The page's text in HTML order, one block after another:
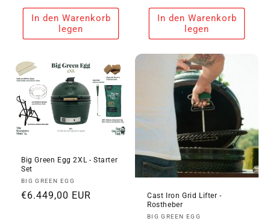
In den Warenkorb
legen
Preis
In den Warenkorb
legen
Big Green Egg 2XL - Starter
Set
Anbieter:
BIG GREEN EGG
Normaler
€6.449,00 EUR
Cast Iron Grid Lifter -
Rostheber
Anbieter:
BIG GREEN EGG